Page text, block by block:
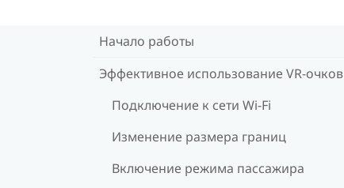
Начало работы
Эффективное использование VR-очков
Подключение к сети Wi-Fi
Изменение размера границ
Включение режима пассажира